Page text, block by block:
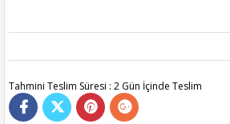
Tahmini Teslim Süresi : 2 Gün İçinde Teslim